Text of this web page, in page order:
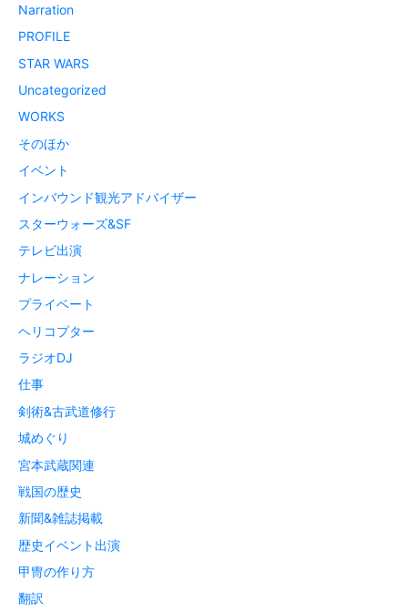
Narration
PROFILE
STAR WARS
Uncategorized
WORKS
そのほか
イベント
インバウンド観光アドバイザー
スターウォーズ&SF
テレビ出演
ナレーション
プライベート
ヘリコプター
ラジオDJ
仕事
剣術&古武道修行
城めぐり
宮本武蔵関連
戦国の歴史
新聞&雑誌掲載
歴史イベント出演
甲冑の作り方
翻訳